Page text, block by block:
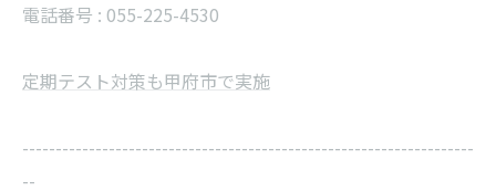
電話番号 : 055-225-4530
定期テスト対策も甲府市で実施
--------------------------------------------------------------------
--